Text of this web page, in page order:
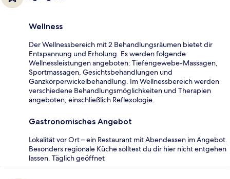
Wellness
Der Wellnessbereich mit 2 Behandlungsräumen bietet dir
Entspannung und Erholung. Es werden folgende
Wellnessleistungen angeboten: Tiefengewebe-Massagen,
Sportmassagen, Gesichtsbehandlungen und
Ganzkörperwickelbehandlung. Im Wellnessbereich werden
verschiedene Behandlungsmöglichkeiten und Therapien
angeboten, einschließlich Reflexologie.
Gastronomisches Angebot
Lokalität vor Ort – ein Restaurant mit Abendessen im Angebot.
Besonders regionale Küche solltest du dir hier nicht entgehen
lassen. Täglich geöffnet